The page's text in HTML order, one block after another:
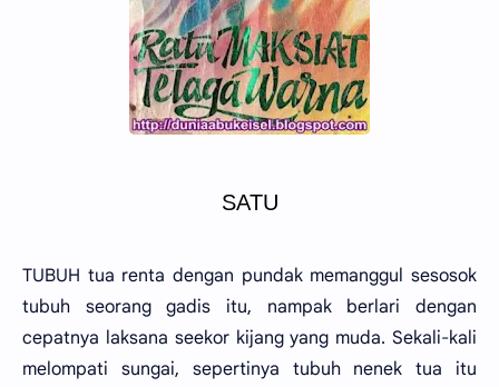
SATU
TUBUH tua renta dengan pundak memanggul sesosok
tubuh seorang gadis itu, nampak berlari dengan
cepatnya laksana seekor kijang yang muda. Sekali-kali
melompati sungai, sepertinya tubuh nenek tua itu